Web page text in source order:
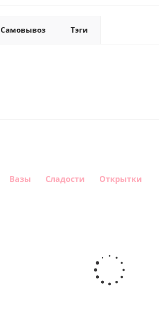
Самовывоз Тэги
Вазы Сладости Открытки
Звезда - С
днем
рождения